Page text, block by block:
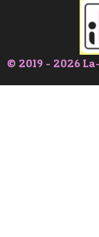
© 2019 - 2026